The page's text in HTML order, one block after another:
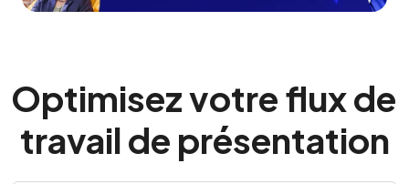
Optimisez votre flux de
travail de présentation